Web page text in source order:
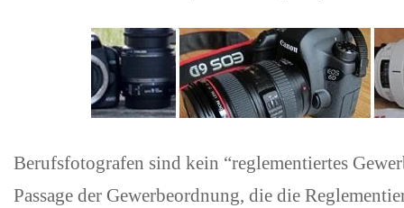
Berufsfotografen sind kein “reglementiertes
Passage der Gewerbeordnung, die die